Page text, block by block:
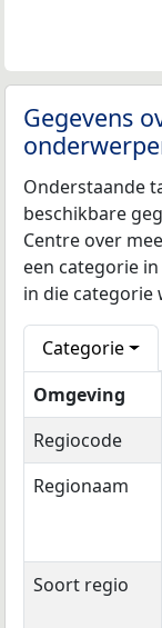
Gegevens
Onderstaande
beschikbare
Centre over
een categorie
in die categorie
Categorie
Omgeving
Regiocode
Regionaam
Soort regio